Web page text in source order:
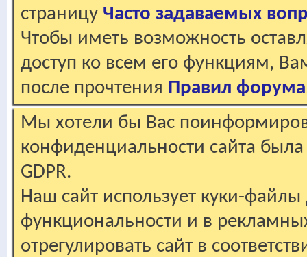
страницу Часто задаваемых
Чтобы иметь возможность
доступ ко всем его функциям,
после прочтения Правил форума
Мы хотели бы Вас
конфиденциальности сайта
GDPR.
Наш сайт использует куки-файлы
функциональности и в
отрегулировать сайт в